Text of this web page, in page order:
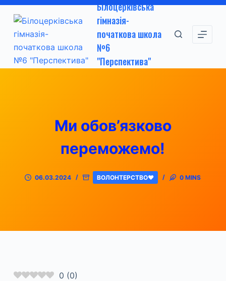
П
е
р
е
й
Білоцерківська
гімназія-
початкова школа
№6
"Перспектива"
Ми обов’язково
переможемо!
06.03.2024 ВОЛОНТЕРСТВО❤ 0 MINS
0 (0)